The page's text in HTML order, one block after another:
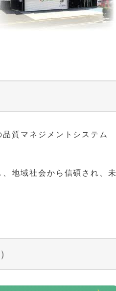
質マネジメントシステム
地域社会から信碩され、未